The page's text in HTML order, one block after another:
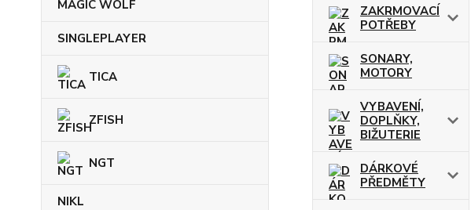
MAGIC WOLF
SINGLEPLAYER
TICA
ZFISH
NGT
NIKL
ZAKRMOVACÍ
POTŘEBY
SONARY,
MOTORY
VYBAVENÍ,
DOPLŇKY,
BIŽUTERIE
DÁRKOVÉ
PŘEDMĚTY